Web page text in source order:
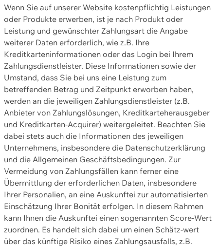
Wenn Sie auf unserer Website kostenpflichtig Leistungen
oder Produkte erwerben, ist je nach Produkt oder
Leistung und gewünschter Zahlungsart die Angabe
weiterer Daten erforderlich, wie z.B. Ihre
Kreditkarteninformationen oder das Login bei Ihrem
Zahlungsdienstleister. Diese Informationen sowie der
Umstand, dass Sie bei uns eine Leistung zum
betreffenden Betrag und Zeitpunkt erworben haben,
werden an die jeweiligen Zahlungsdienstleister (z.B.
Anbieter von Zahlungslösungen, Kreditkarteherausgeber
und Kreditkarten-Acquirer) weitergeleitet. Beachten Sie
dabei stets auch die Informationen des jeweiligen
Unternehmens, insbesondere die Datenschutzerklärung
und die Allgemeinen Geschäftsbedingungen. Zur
Vermeidung von Zahlungsfällen kann ferner eine
Übermittlung der erforderlichen Daten, insbesondere
Ihrer Personalien, an eine Auskunftei zur automatisierten
Einschätzung Ihrer Bonität erfolgen. In diesem Rahmen
kann Ihnen die Auskunftei einen sogenannten Score-Wert
zuordnen. Es handelt sich dabei um einen Schätz-wert
über das künftige Risiko eines Zahlungsausfalls, z.B.